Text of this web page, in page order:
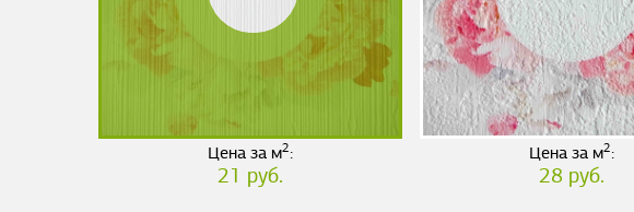
Цена за м2:
21 руб.
Цена за м2:
28 руб.